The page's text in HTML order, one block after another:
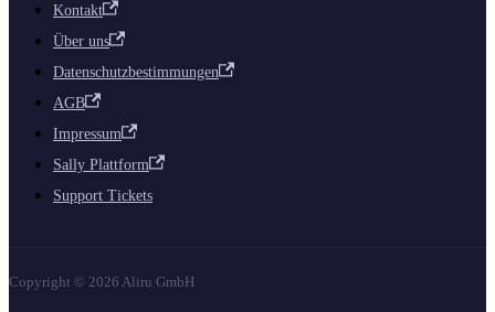
Kontakt
Über uns
Datenschutzbestimmungen
AGB
Impressum
Sally Plattform
Support Tickets
Copyright © 2026 Aliru GmbH